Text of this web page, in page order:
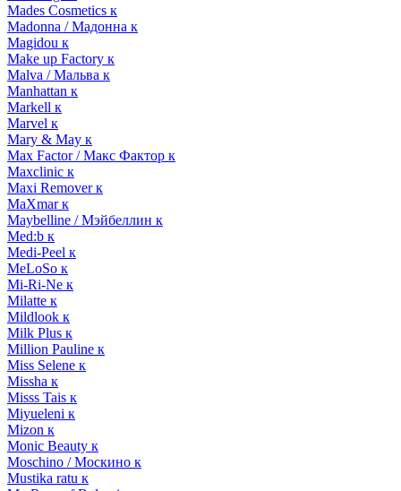
Mades Cosmetics к
Madonna / Мадонна к
Magidou к
Make up Factory к
Malva / Мальва к
Manhattan к
Markell к
Marvel к
Mary & May к
Max Factor / Макс Фактор к
Maxclinic к
Maxi Remover к
MaXmar к
Maybelline / Мэйбеллин к
Med:b к
Medi-Peel к
MeLoSo к
Mi-Ri-Ne к
Milatte к
Mildlook к
Milk Plus к
Million Pauline к
Miss Selene к
Missha к
Misss Tais к
Miyueleni к
Mizon к
Monic Beauty к
Moschino / Москино к
Mustika ratu к